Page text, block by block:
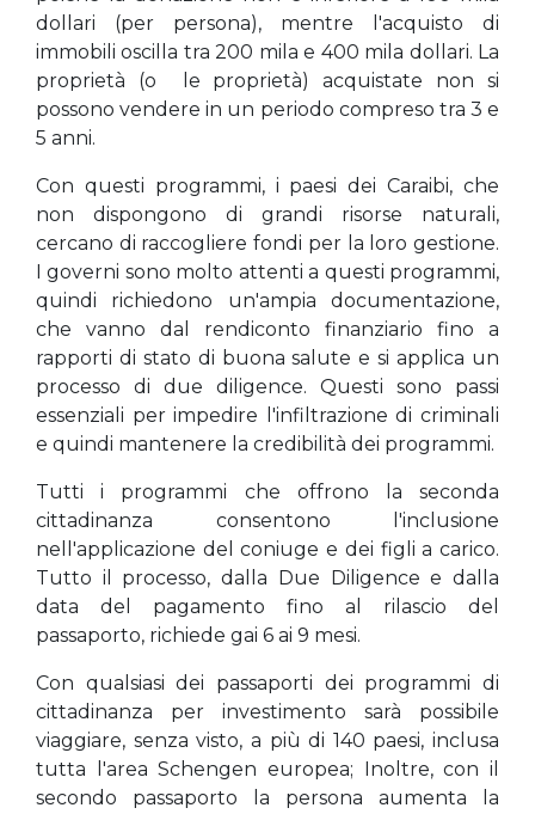
dollari (per persona), mentre l'acquisto di
immobili oscilla tra 200 mila e 400 mila dollari. La
proprietà (o le proprietà) acquistate non si
possono vendere in un periodo compreso tra 3 e
5 anni.
Con questi programmi, i paesi dei Caraibi, che
non dispongono di grandi risorse naturali,
cercano di raccogliere fondi per la loro gestione.
I governi sono molto attenti a questi programmi,
quindi richiedono un'ampia documentazione,
che vanno dal rendiconto finanziario fino a
rapporti di stato di buona salute e si applica un
processo di due diligence. Questi sono passi
essenziali per impedire l'infiltrazione di criminali
e quindi mantenere la credibilità dei programmi.
Tutti i programmi che offrono la seconda
cittadinanza consentono l'inclusione
nell'applicazione del coniuge e dei figli a carico.
Tutto il processo, dalla Due Diligence e dalla
data del pagamento fino al rilascio del
passaporto, richiede gai 6 ai 9 mesi.
Con qualsiasi dei passaporti dei programmi di
cittadinanza per investimento sarà possibile
viaggiare, senza visto, a più di 140 paesi, inclusa
tutta l'area Schengen europea; Inoltre, con il
secondo passaporto la persona aumenta la